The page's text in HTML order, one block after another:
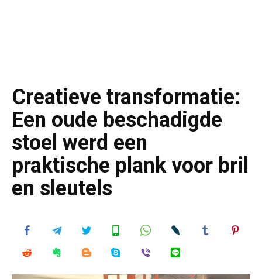
Creatieve transformatie:
Een oude beschadigde
stoel werd een
praktische plank voor bril
en sleutels